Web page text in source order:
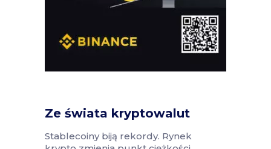
Ze świata kryptowalut
Stablecoiny biją rekordy. Rynek